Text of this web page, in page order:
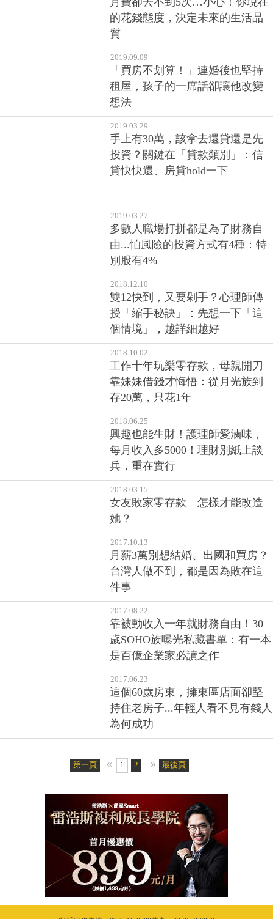
2020.06.30
「我應該買什麼股票或是基
金？」理財是為了放大財富，先
想想你這輩子需要花多少錢？
2019.11.27
訂了雜誌卻沒在看、繳了健身房
月費卻去不到5次…小心！你現在
的花錢態度，決定未來的生活品
質
2019.09.09
「買房不划算！」連婚後也堅持
2019.03.29
手上有30萬，該拿去還貸還是先
投資？關鍵在「貸款類別」：信
貸快快還、房貸hold一下
2019.03.27
多數人職場打拼都是為了財務自
由...怕風險的投資方式有4種：特
別股有4%
2018.12.10
雙12快到，又要剁手？心理師傳
授「縮手秘訣」：先想一下「這
個情境」，越詳細越好
2018.10.02
工作十年玩樂零存款，母親開刀
靠妹妹借錢才悔悟：從月光族到
存20萬，只花1年
2018.06.25
興趣也能生財！護理師愛滷味，
每月收入多5000！理財別紙上談
兵，重在實行
2018.03.15
女友敗家零存款 怎樣才能改造
她？
2017.10.13
月薪3萬別想結婚、出國和買房？
台灣人做不到，都是因為敗在這
件事
2017.08.22
靠被動收入一年就財務自由！30
是百億企業家必讀之作
這個60歲房東，擁東區店面卻堅
持住老房子...年輕人看不見有錢人
為何成功
第一頁 « 1 » 最後頁